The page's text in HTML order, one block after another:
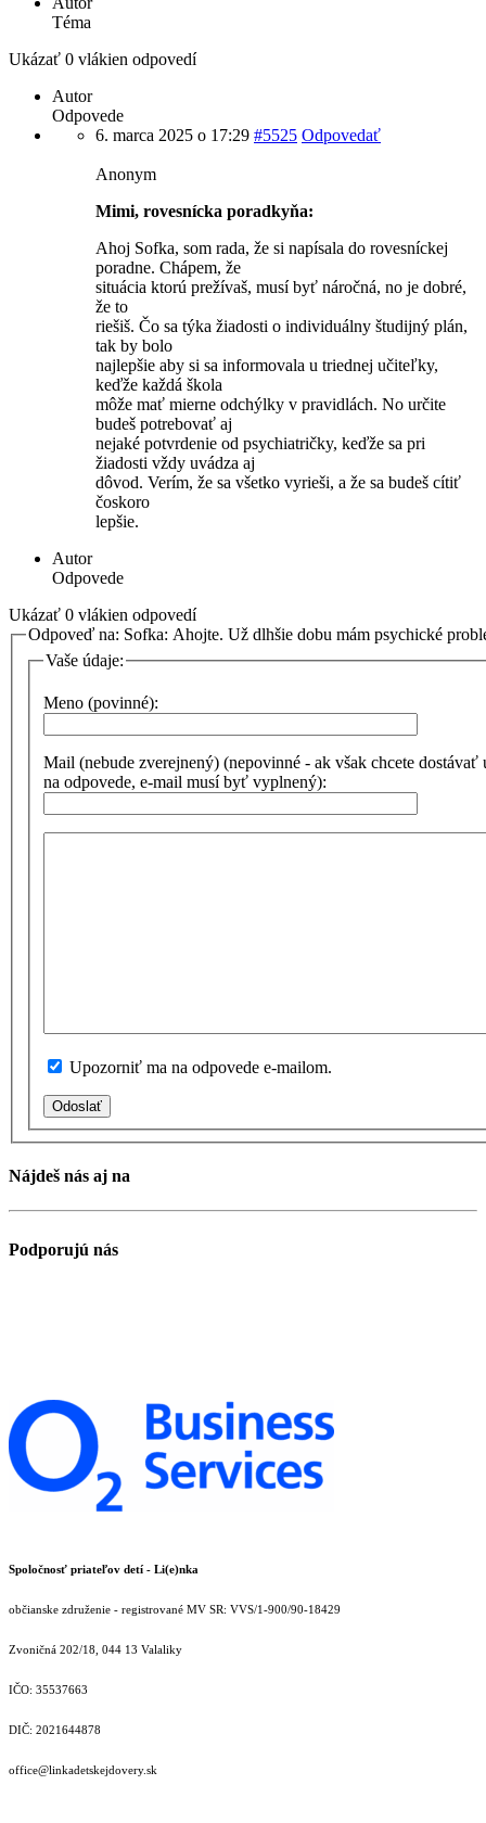
Téma
Ukázať 0 vlákien odpovedí
Autor
Odpovede
6. marca 2025 o 17:29 #5525 Odpovedať
Anonym
Mimi, rovesnícka poradkyňa:
Ahoj Sofka, som rada, že si napísala do rovesníckej
poradne. Chápem, že
situácia ktorú prežívaš, musí byť náročná, no je dobré,
že to
riešiš. Čo sa týka žiadosti o individuálny študijný plán,
tak by bolo
najlepšie aby si sa informovala u triednej učiteľky,
keďže každá škola
môže mať mierne odchýlky v pravidlách. No určite
budeš potrebovať aj
nejaké potvrdenie od psychiatričky, keďže sa pri
žiadosti vždy uvádza aj
dôvod. Verím, že sa všetko vyrieši, a že sa budeš cítiť
čoskoro
lepšie.
Autor
Odpovede
Ukázať 0 vlákien odpovedí
Odpoveď na: Sofka: Ahojte. Už dlhšie dobu mám psychické
Vaše údaje:
Meno (povinné):
Mail (nebude zverejnený) (nepovinné - ak však chcete dostávať
na odpovede, e-mail musí byť vyplnený):
Upozorniť ma na odpovede e-mailom.
Odoslať
Nájdeš nás aj na
Podporujú nás
Spoločnosť priateľov detí - Li(e)nka
občianske združenie - registrované MV SR: VVS/1-900/90-18429
Zvoničná 202/18, 044 13 Valaliky
IČO: 35537663
DIČ: 2021644878
office@linkadetskejdovery.sk